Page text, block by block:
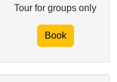
Tour for groups only
Book